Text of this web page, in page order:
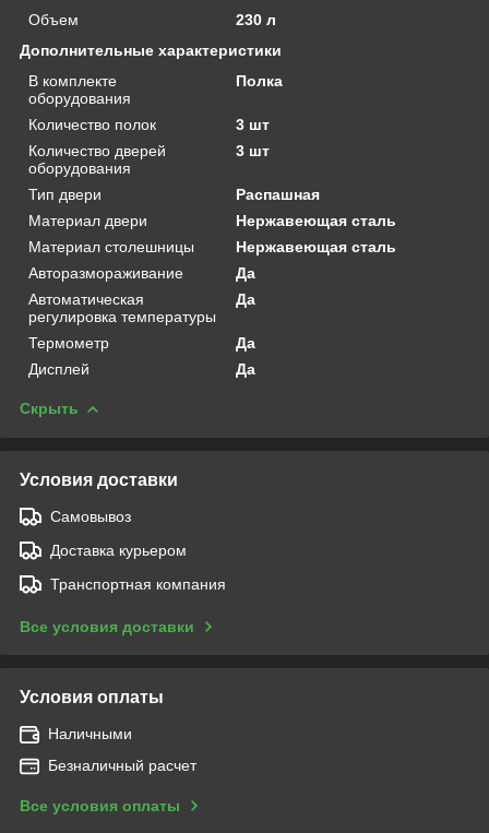
Объем
230 л
Дополнительные характеристики
В комплекте
оборудования
Полка
Количество полок
3 шт
Количество дверей
оборудования
3 шт
Тип двери
Распашная
Материал двери
Нержавеющая сталь
Материал столешницы
Нержавеющая сталь
Авторазмораживание
Да
Автоматическая
регулировка температуры
Да
Термометр
Да
Дисплей
Да
Скрыть
Условия доставки
Самовывоз
Доставка курьером
Транспортная компания
Все условия доставки
Условия оплаты
Наличными
Безналичный расчет
Все условия оплаты